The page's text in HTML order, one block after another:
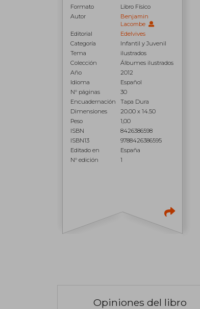
Formato
Libro Físico
Autor
Benjamin
Lacombe
Editorial
Edelvives
Categoría
Infantil y Juvenil
Tema
ilustrados
Colección
Álbumes ilustrados
Año
2012
Idioma
Español
N° páginas
30
Encuadernación
Tapa Dura
Dimensiones
20.00 x 14.50
Peso
1,00
ISBN
8426386598
ISBN13
9788426386595
Editado en
España
N° edición
1
Opiniones del libro